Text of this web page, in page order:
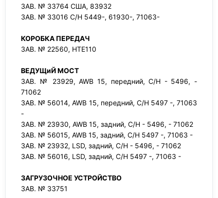
ЗАВ. № 33764 США, 83932
ЗАВ. № 33016 С/Н 5449-, 61930-, 71063-
КОРОБКА ПЕРЕДАЧ
ЗАВ. № 22560, HTE110
ВЕДУЩиЙ МОСТ
ЗАВ. № 23929, AWB 15, передний, С/Н - 5496, -
71062
ЗАВ. № 56014, AWB 15, передний, С/Н 5497 -, 71063
-
ЗАВ. № 23930, AWB 15, задний, С/Н - 5496, - 71062
ЗАВ. № 56015, AWB 15, задний, С/Н 5497 -, 71063 -
ЗАВ. № 23932, LSD, задний, С/Н - 5496, - 71062
ЗАВ. № 56016, LSD, задний, С/Н 5497 -, 71063 -
ЗАГРУЗОЧНОЕ УСТРОЙСТВО
ЗАВ. № 33751